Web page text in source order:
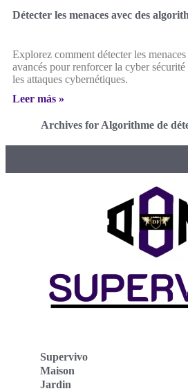
Détecter les menaces avec des
Explorez comment détecter les
avancés pour renforcer la cyber
les attaques cybernétiques.
Leer más »
Archives for Algorithme de
Supervivo
Maison
Jardin